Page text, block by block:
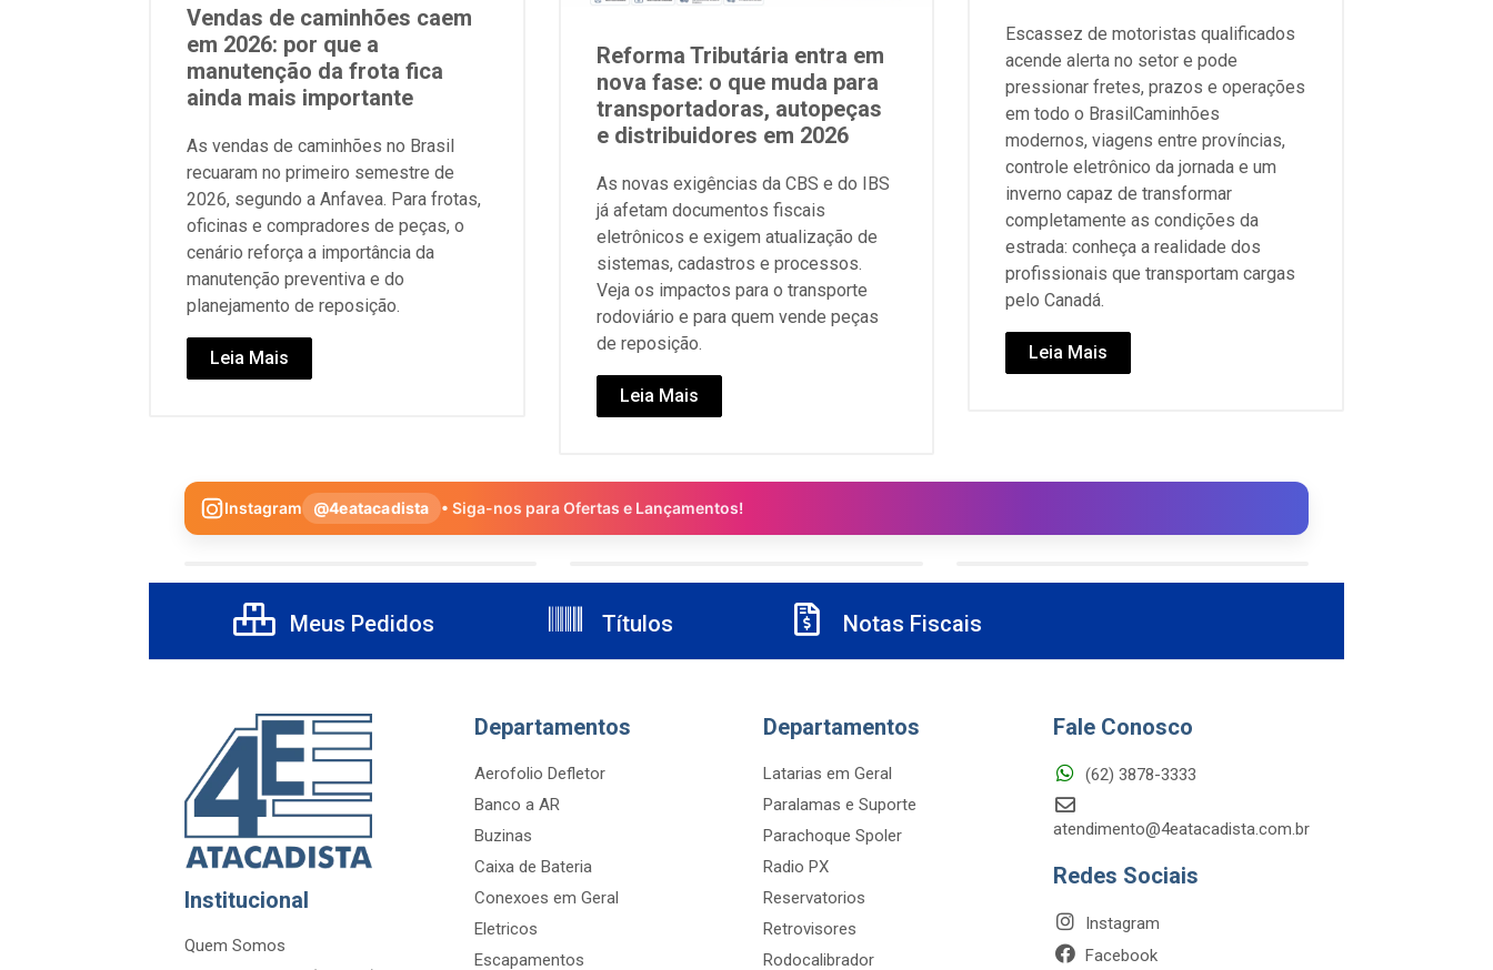
Vendas de caminhões caem
em 2026: por que a
manutenção da frota fica
ainda mais importante
As vendas de caminhões no Brasil
recuaram no primeiro semestre de
2026, segundo a Anfavea. Para frotas,
oficinas e compradores de peças, o
cenário reforça a importância da
manutenção preventiva e do
planejamento de reposição.
Leia Mais
Reforma Tributária entra em
nova fase: o que muda para
transportadoras, autopeças
e distribuidores em 2026
As novas exigências da CBS e do IBS
já afetam documentos fiscais
eletrônicos e exigem atualização de
sistemas, cadastros e processos.
Veja os impactos para o transporte
rodoviário e para quem vende peças
de reposição.
Leia Mais
Escassez de motoristas qualificados
acende alerta no setor e pode
pressionar fretes, prazos e operações
em todo o BrasilCaminhões
modernos, viagens entre províncias,
controle eletrônico da jornada e um
inverno capaz de transformar
completamente as condições da
estrada: conheça a realidade dos
profissionais que transportam cargas
pelo Canadá.
Leia Mais
Instagram @4eatacadista • Siga-nos para Ofertas e Lançamentos!
Meus Pedidos Títulos Notas Fiscais
Institucional
Quem Somos
Departamentos
Aerofolio Defletor
Banco a AR
Buzinas
Caixa de Bateria
Conexoes em Geral
Eletricos
Escapamentos
Departamentos
Latarias em Geral
Paralamas e Suporte
Parachoque Spoler
Radio PX
Reservatorios
Retrovisores
Rodocalibrador
Fale Conosco
(62) 3878-3333
atendimento@4eatacadista.com.br
Redes Sociais
Instagram
Facebook